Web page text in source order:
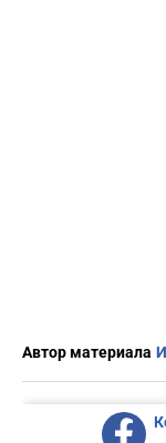
Автор материала